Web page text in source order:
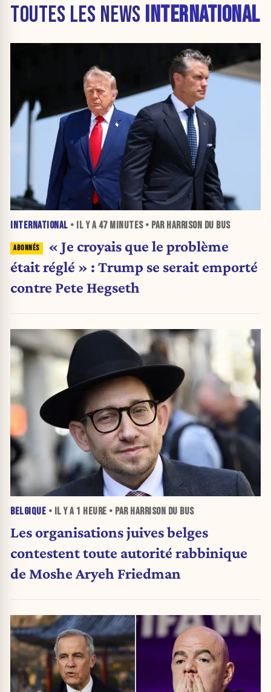
TOUTES LES NEWS INTERNATIONAL
INTERNATIONAL • IL Y A 47 MINUTES• PAR HARRISON DU BUS
« Je croyais que le problème
était réglé » : Trump se serait emporté
contre Pete Hegseth
BELGIQUE • IL Y A 1 HEURE • PAR HARRISON DU BUS
Les organisations juives belges
contestent toute autorité rabbinique
de Moshe Aryeh Friedman